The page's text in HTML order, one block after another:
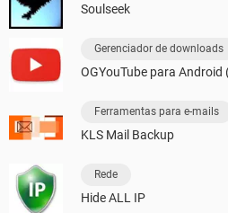
Soulseek
Gerenciador de downloads
OGYouTube para Android
Ferramentas para e-mails
KLS Mail Backup
Rede
Hide ALL IP